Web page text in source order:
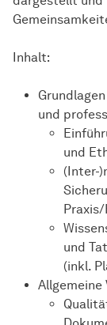
Inhalt:
und
und
(Inter-
und
(inkl.